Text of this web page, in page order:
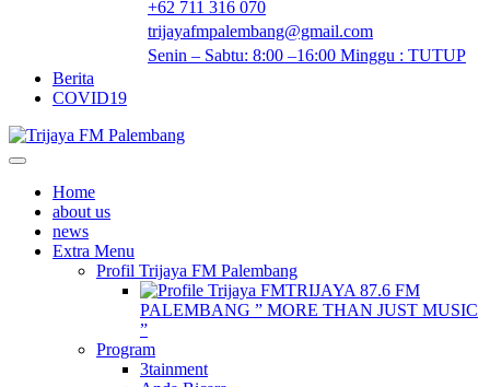
+62 711 316 070
trijayafmpalembang@gmail.com
Senin – Sabtu: 8:00 –16:00 Minggu : TUTUP
Berita
COVID19
Home
about us
news
Extra Menu
Profil Trijaya FM Palembang
TRIJAYA 87.6 FM
PALEMBANG ” MORE THAN JUST MUSIC
”
Program
3tainment